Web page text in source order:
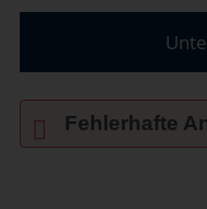
Fehlerhafte